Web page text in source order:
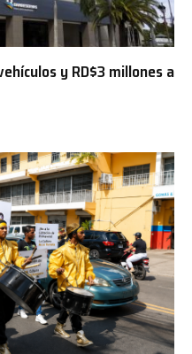
y RD$3 millones a